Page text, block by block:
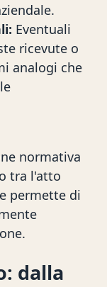
Eventuali
ricevute o
analogi che
normativa
tra l'atto
permette di
dalla